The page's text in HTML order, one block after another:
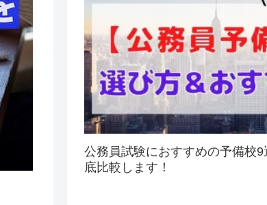
公務員試験におすすめの予備校
底比較します！